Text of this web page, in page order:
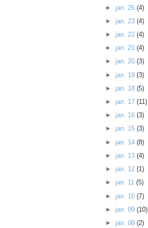
► jan. 25 (4)
► jan. 23 (4)
► jan. 22 (4)
► jan. 21 (4)
► jan. 20 (3)
► jan. 19 (3)
► jan. 18 (5)
► jan. 17 (11)
► jan. 16 (3)
► jan. 15 (3)
► jan. 14 (8)
► jan. 13 (4)
► jan. 12 (1)
► jan. 11 (5)
► jan. 10 (7)
► jan. 09 (10)
► jan. 08 (2)